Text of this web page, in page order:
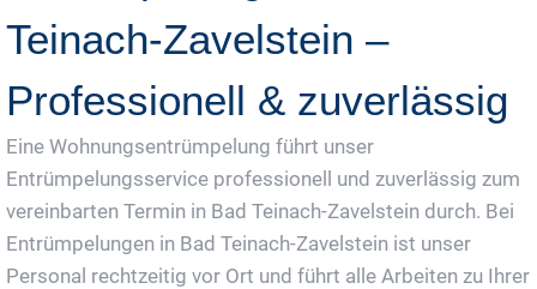
Teinach-Zavelstein –
Professionell & zuverlässig
Eine Wohnungsentrümpelung führt unser
Entrümpelungsservice professionell und zuverlässig zum
vereinbarten Termin in Bad Teinach-Zavelstein durch. Bei
Entrümpelungen in Bad Teinach-Zavelstein ist unser
Personal rechtzeitig vor Ort und führt alle Arbeiten zu Ihrer